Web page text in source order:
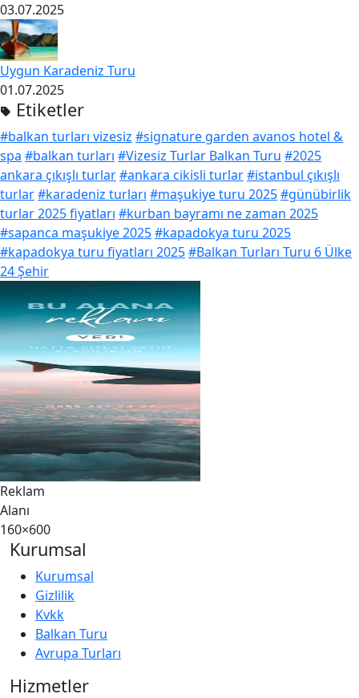
03.07.2025
Uygun Karadeniz Turu
01.07.2025
Etiketler
#balkan turları vizesiz #signature garden avanos hotel &
spa #balkan turları #Vizesiz Turlar Balkan Turu #2025
ankara çıkışlı turlar#ankara cikisli turlar#istanbul çıkışlı
turlar#karadeniz turları #maşukiye turu 2025#günübirlik
turlar 2025 fiyatları #kurban bayramı ne zaman 2025
#sapanca maşukiye 2025#kapadokya turu 2025
#kapadokya turu fiyatları 2025#Balkan Turları Turu 6 Ülke
24 Şehir
Reklam
Alanı
160×600
Kurumsal
Kurumsal
Gizlilik
Kvkk
Balkan Turu
Avrupa Turları
Hizmetler